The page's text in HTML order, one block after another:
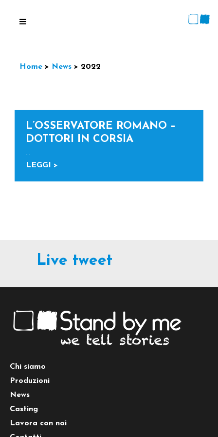
Home > News > 2022
L’OSSERVATORE ROMANO –
DOTTORI IN CORSIA
...
LEGGI >
Live tweet
Chi siamo
Produzioni
News
Casting
Lavora con noi